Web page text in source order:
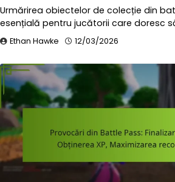
Urmărirea obiectelor de colecție din
esențială pentru jucătorii care doresc
Ethan Hawke 12/03/2026